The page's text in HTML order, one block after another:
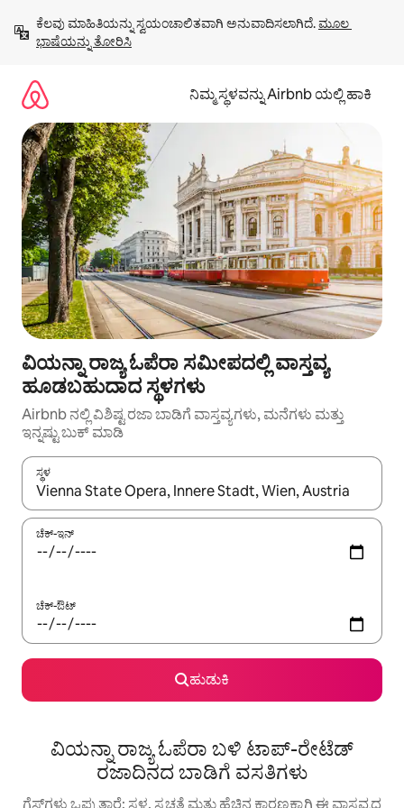
ಹೋಗಿ
ಕೆಲವು ಮಾಹಿತಿಯನ್ನು ಸ್ವಯಂಚಾಲಿತವಾಗಿ ಅನುವಾದಿಸಲಾಗಿದೆ. ಮೂಲ
ಭಾಷೆಯನ್ನು ತೋರಿಸಿ
ನಿಮ್ಮ ಸ್ಥಳವನ್ನು Airbnb ಯಲ್ಲಿ ಹಾಕಿ
ವಿಯನ್ನಾ ರಾಜ್ಯ ಓಪೆರಾ ಸಮೀಪದಲ್ಲಿ ವಾಸ್ತವ್ಯ
ಹೂಡಬಹುದಾದ ಸ್ಥಳಗಳು
Airbnb ನಲ್ಲಿ ವಿಶಿಷ್ಟ ರಜಾ ಬಾಡಿಗೆ ವಾಸ್ತವ್ಯಗಳು, ಮನೆಗಳು ಮತ್ತು
ಇನ್ನಷ್ಟು ಬುಕ್ ಮಾಡಿ
ಸ್ಥಳ
ಫಲಿತಾಂಶಗಳು ಲಭ್ಯವಿರುವಾಗ, ಅಪ್ ಮತ್ತು ಡೌನ್ ಬಾಣದ ಕೀಲಿಗಳೊಂದಿಗೆ
ಚೆಕ್-ಇನ್
ಚೆಕ್-ಔಟ್
ಹುಡುಕಿ
ವಿಯನ್ನಾ ರಾಜ್ಯ ಓಪೆರಾ ಬಳಿ ಟಾಪ್-ರೇಟೆಡ್
ರಜಾದಿನದ ಬಾಡಿಗೆ ವಸತಿಗಳು
ಗೆಸ್ಟ್‌ಗಳು ಒಪ್ಪುತ್ತಾರೆ: ಸ್ಥಳ, ಸ್ವಚ್ಛತೆ ಮತ್ತು ಹೆಚ್ಚಿನ ಕಾರಣಕ್ಕಾಗಿ ಈ ವಾಸ್ತವ್ಯದ